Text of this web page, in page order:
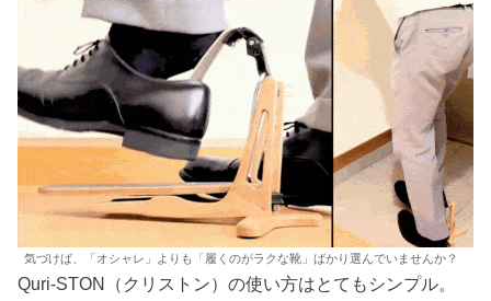
気づけば、「オシャレ」よりも「履くのがラクな靴」ばかり選んでいませんか？
Quri-STON（クリストン）の使い方はとてもシンプル。